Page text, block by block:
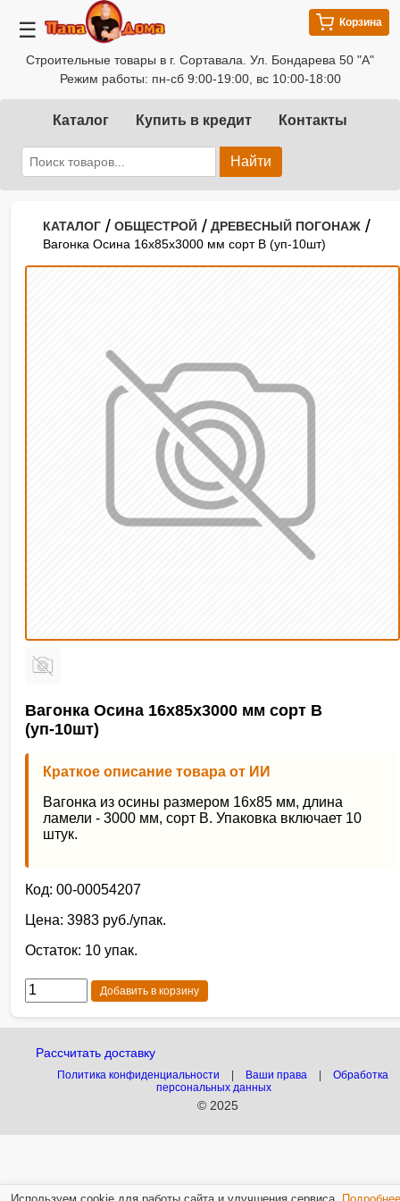
☰
Строительные товары в г. Сортавала. Ул. Бондарева 50 "А"
Режим работы: пн-сб 9:00-19:00, вс 10:00-18:00
Корзина
Каталог Купить в кредит Контакты
Найти
КАТАЛОГ / ОБЩЕСТРОЙ / ДРЕВЕСНЫЙ ПОГОНАЖ /
Вагонка Осина 16х85х3000 мм сорт В (уп-10шт)
Вагонка Осина 16х85х3000 мм сорт В
(уп-10шт)
Краткое описание товара от ИИ
Вагонка из осины размером 16х85 мм, длина
ламели - 3000 мм, сорт В. Упаковка включает 10
штук.
Код: 00-00054207
Цена: 3983 руб./упак.
Остаток: 10 упак.
Добавить в корзину
Рассчитать доставку
Политика конфиденциальности Ваши права
Обработка
персональных данных
© 2025